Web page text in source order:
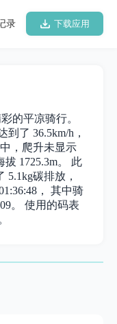
下载应用
录
的平凉骑行。
了 36.5km/h，
，爬升未显示
拔 1725.3m。 此
5.1kg碳排放，
， 其中骑
。 使用的码表